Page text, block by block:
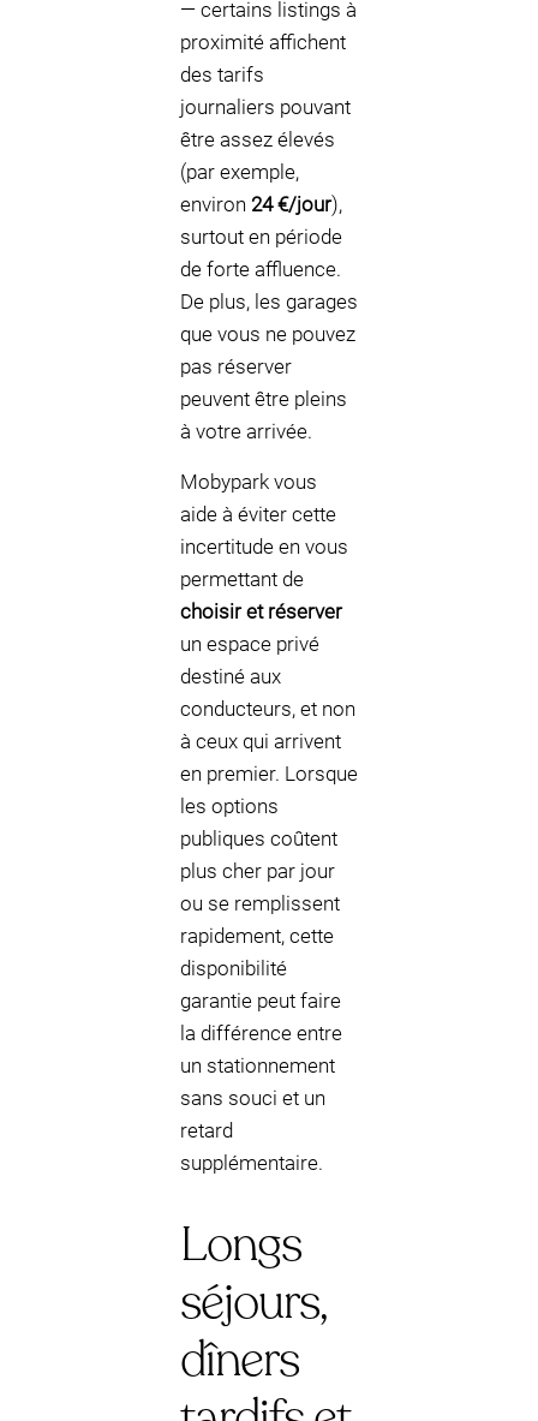
— certains listings à
proximité affichent
des tarifs
journaliers pouvant
être assez élevés
(par exemple,
environ 24 €/jour),
surtout en période
de forte affluence.
De plus, les garages
que vous ne pouvez
pas réserver
peuvent être pleins
à votre arrivée.
Mobypark vous
aide à éviter cette
incertitude en vous
permettant de
choisir et réserver
un espace privé
destiné aux
conducteurs, et non
à ceux qui arrivent
en premier. Lorsque
les options
publiques coûtent
plus cher par jour
ou se remplissent
rapidement, cette
disponibilité
garantie peut faire
la différence entre
un stationnement
sans souci et un
retard
supplémentaire.
Longs
séjours,
dîners